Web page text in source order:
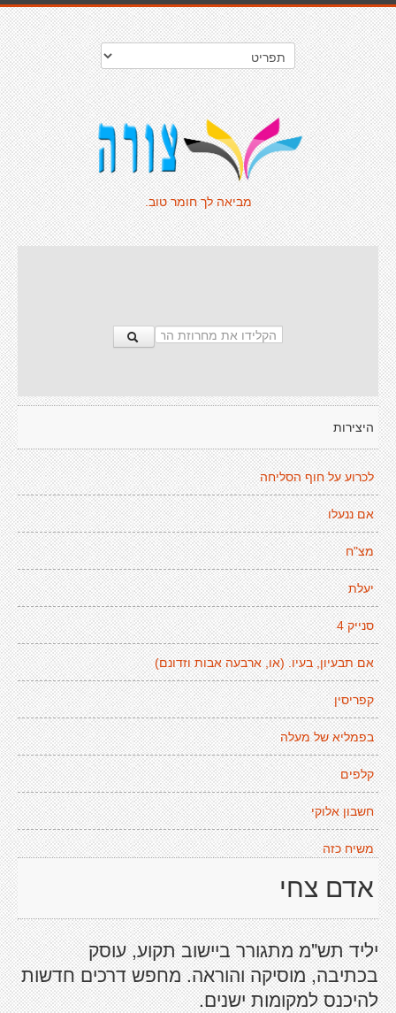
מביאה לך חומר טוב.
היצירות
לכרוע על חוף הסליחה
אם ננעלו
מצ"ח
יעלת
סנייק 4
אם תבעיון, בעיו. (או, ארבעה אבות וזדונם)
קפריסין
בפמליא של מעלה
קלפים
חשבון אלוקי
משיח כזה
אדם צחי
יליד תש"מ מתגורר ביישוב תקוע, עוסק
בכתיבה, מוסיקה והוראה. מחפש דרכים חדשות
להיכנס למקומות ישנים.